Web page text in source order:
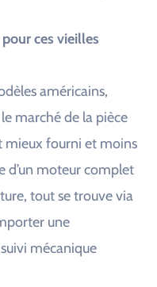
ces vieilles
américains,
marché de la pièce
mieux fourni et moins
d’un moteur complet
tout se trouve via
une
suivi mécanique